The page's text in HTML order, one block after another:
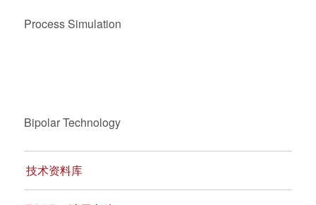
Process Simulation
Bipolar Technology
技术资料库